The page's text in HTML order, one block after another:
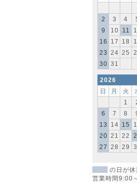
2
3 4
9
10 11
16
17 18
23
24 25
30 31
2026
日
月 火
1
6
7 8
13
14 15
20
21 22
27
28 29
の日が休
営業時間9:00